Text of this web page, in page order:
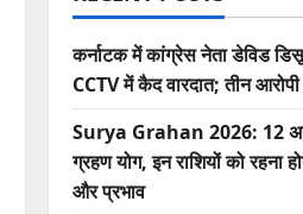
कर्नाटक में कांग्रेस नेता डेविड
CCTV में कैद वारदात; तीन आरोपी
Surya Grahan 2026: 12
ग्रहण योग, इन राशियों को रहना
और प्रभाव